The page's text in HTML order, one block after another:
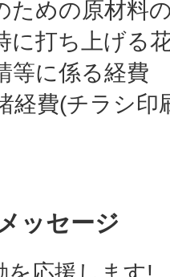
ための原材料
に打ち上げる
等に係る経費
経費(チラシ印
ッセージ